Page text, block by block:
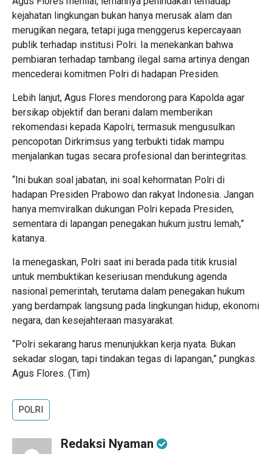
kejahatan lingkungan bukan hanya merusak alam dan
merugikan negara, tetapi juga menggerus kepercayaan
publik terhadap institusi Polri. Ia menekankan bahwa
pembiaran terhadap tambang ilegal sama artinya dengan
mencederai komitmen Polri di hadapan Presiden.
Lebih lanjut, Agus Flores mendorong para Kapolda agar
bersikap objektif dan berani dalam memberikan
rekomendasi kepada Kapolri, termasuk mengusulkan
pencopotan Dirkrimsus yang terbukti tidak mampu
menjalankan tugas secara profesional dan berintegritas.
“Ini bukan soal jabatan, ini soal kehormatan Polri di
hadapan Presiden Prabowo dan rakyat Indonesia. Jangan
hanya memviralkan dukungan Polri kepada Presiden,
sementara di lapangan penegakan hukum justru lemah,”
katanya.
Ia menegaskan, Polri saat ini berada pada titik krusial
untuk membuktikan keseriusan mendukung agenda
nasional pemerintah, terutama dalam penegakan hukum
yang berdampak langsung pada lingkungan hidup, ekonomi
negara, dan kesejahteraan masyarakat.
“Polri sekarang harus menunjukkan kerja nyata. Bukan
sekadar slogan, tapi tindakan tegas di lapangan,” pungkas
Agus Flores. (Tim)
POLRI
Redaksi Nyaman